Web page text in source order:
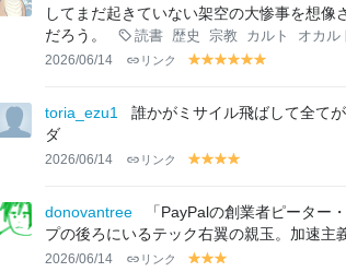
w wwwwww
してまだ起きていない架空の大惨事を想
だろう。
読書 歴史 宗教 カルト オカル
2026/06/14 リンク
y
lo
y
lo
y
lo
y
lo
y
lolo
toria_ezu1
誰かがミサイル飛ばして全て
ダ
2026/06/14 リンク
y
lo
w
y
lo
w
y
lo
w
lo
w
donovantree
「PayPalの創業者ピーター
プの後ろにいるテック右翼の親玉。加速主
2026/06/14 リンク
y y